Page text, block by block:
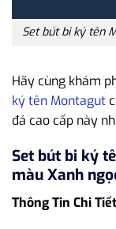
Set bút bi ký tên
Hãy cùng khám
ký tên Montagut
đá cao cấp này
Set bút bi ký
màu Xanh
Thông Tin Chi